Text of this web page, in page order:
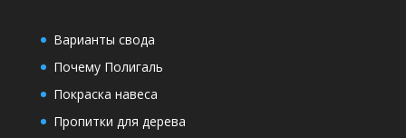
Варианты свода
Почему Полигаль
Покраска навеса
Пропитки для дерева